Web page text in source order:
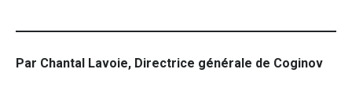
Par Chantal Lavoie, Directrice générale de Coginov